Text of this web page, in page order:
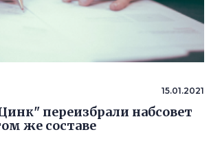
15.01.2021
переизбрали набсовет
же составе